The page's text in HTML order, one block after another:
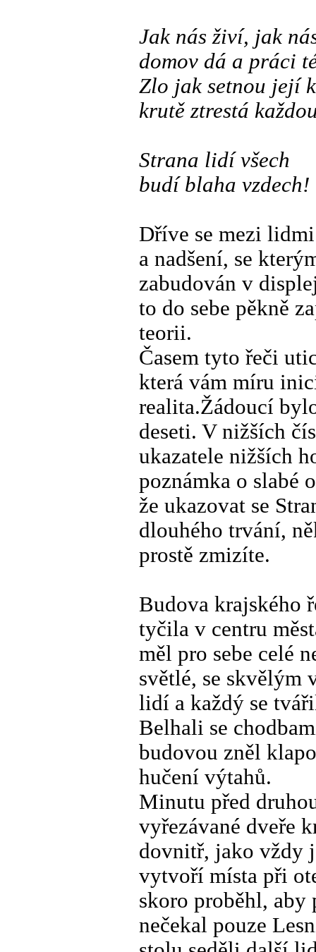
Jak nás živí, jak
domov dá a práci
Zlo jak setnou její
krutě ztrestá
Strana lidí všech
budí blaha vzdech!
Dříve se mezi
a nadšení, se
zabudován v
to do sebe pěkně
teorii.
Časem tyto řeči
která vám míru
realita.Žádoucí
deseti. V nižších
ukazatele nižších
poznámka o slabé
že ukazovat se
dlouhého trvání,
prostě zmizíte.
Budova krajského
tyčila v centru
měl pro sebe celé
světlé, se skvělým
lidí a každý se
Belhali se
budovou zněl
hučení výtahů.
Minutu před
vyřezávané dveře
dovnitř, jako vždy
vytvoří místa při
skoro proběhl, aby
nečekal pouze